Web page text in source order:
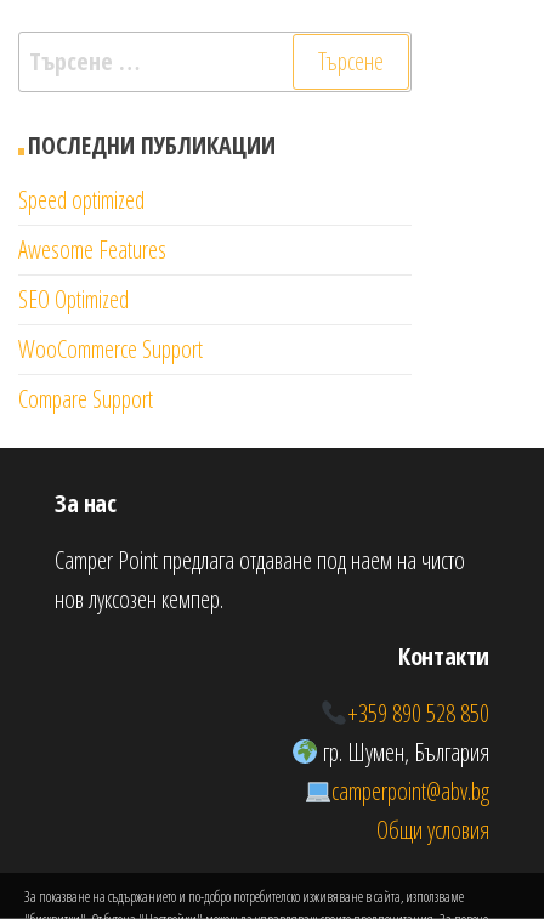
Търсене
за:
ПОСЛЕДНИ ПУБЛИКАЦИИ
Speed optimized
Awesome Features
SEO Optimized
WooCommerce Support
Compare Support
За нас
Camper Point предлага отдаване под наем на чисто
нов луксозен кемпер.
Контакти
+359 890 528 850
гр. Шумен, България
camperpoint@abv.bg
Общи условия
За показване на съдържанието и по-добро потребителско изживяване в сайта, използваме